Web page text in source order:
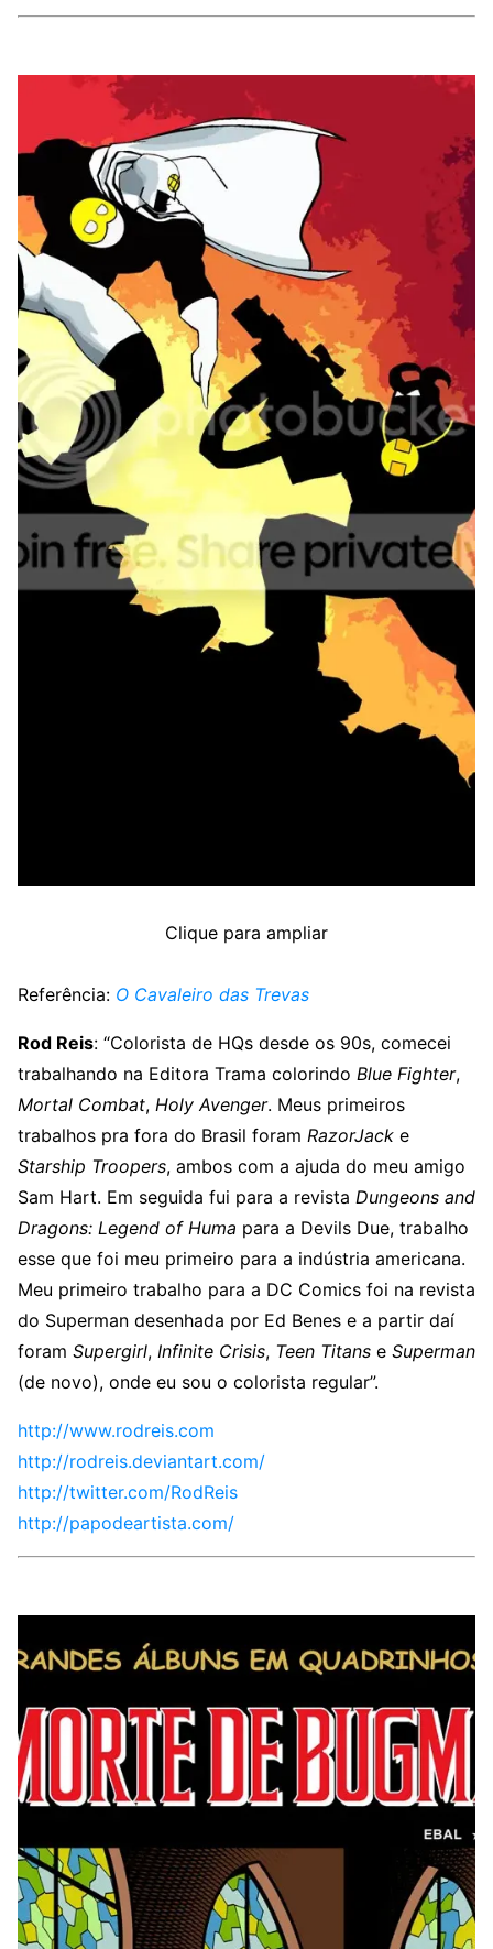
Clique para ampliar
Referência: O Cavaleiro das Trevas
Rod Reis: “Colorista de HQs desde os 90s, comecei
trabalhando na Editora Trama colorindo Blue Fighter,
Mortal Combat, Holy Avenger. Meus primeiros
trabalhos pra fora do Brasil foram RazorJack e
Starship Troopers, ambos com a ajuda do meu amigo
Sam Hart. Em seguida fui para a revista Dungeons and
Dragons: Legend of Huma para a Devils Due, trabalho
esse que foi meu primeiro para a indústria americana.
Meu primeiro trabalho para a DC Comics foi na revista
do Superman desenhada por Ed Benes e a partir daí
foram Supergirl, Infinite Crisis, Teen Titans e Superman
(de novo), onde eu sou o colorista regular”.
http://www.rodreis.com
http://rodreis.deviantart.com/
http://twitter.com/RodReis
http://papodeartista.com/